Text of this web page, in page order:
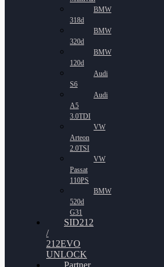
BMW
318d
BMW
320d
BMW
120d
Audi
S6
Audi
A5
3.0TDI
VW
Arteon
2.0TSI
VW
Passat
110PS
BMW
520d
G31
SID212
/
212EVO
UNLOCK
Partner